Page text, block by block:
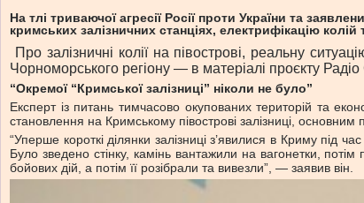
На тлі триваючої агресії Росії проти України та
кримських залізничних станціях, електрифікацію
Про залізничні колії на півострові, реальну
Чорноморського регіону — в матеріалі проєкту
“Окремої “Кримської залізниці” ніколи не було”
Експерт із питань тимчасово окупованих територій та
становлення на Кримському півострові залізниці,
“Уперше короткі ділянки залізниці з’явилися в Криму під
Було зведено стінку, камінь вантажили на вагонетки,
бойових дій, а потім її розібрали та вивезли”, — заявив він.